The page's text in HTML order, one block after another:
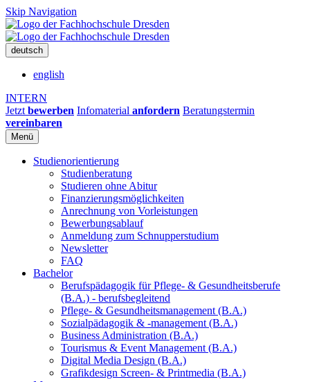
Skip Navigation
deutsch
english
INTERN
Jetzt bewerben Infomaterial anfordern Beratungstermin
vereinbaren
Menü
Studienorientierung
Studienberatung
Studieren ohne Abitur
Finanzierungsmöglichkeiten
Anrechnung von Vorleistungen
Bewerbungsablauf
Anmeldung zum Schnupperstudium
Newsletter
FAQ
Bachelor
Berufspädagogik für Pflege- & Gesundheitsberufe
(B.A.) - berufsbegleitend
Pflege- & Gesundheitsmanagement (B.A.)
Sozialpädagogik & -management (B.A.)
Business Administration (B.A.)
Tourismus & Event Management (B.A.)
Digital Media Design (B.A.)
Grafikdesign Screen- & Printmedia (B.A.)